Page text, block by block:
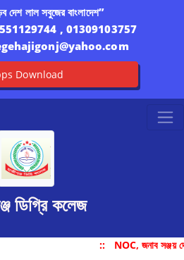
দেশ লাল সবুজের বাংলাদেশ”
, 01309103757
Download
ডিগ্রি কলেজ
:: NOC, জনাব সঞ্জয়